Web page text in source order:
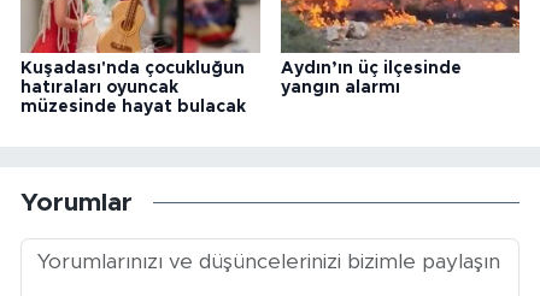
Kuşadası'nda çocukluğun
hatıraları oyuncak
müzesinde hayat bulacak
Aydın’ın üç ilçesinde
yangın alarmı
Yorumlar